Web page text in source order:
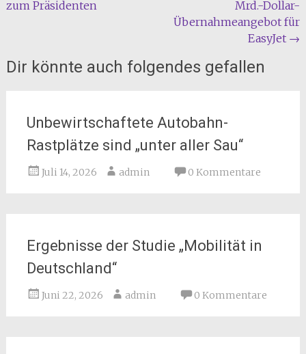
zum Präsidenten
Mrd.-Dollar-
Übernahmeangebot für
EasyJet →
Dir könnte auch folgendes gefallen
Unbewirtschaftete Autobahn-
Rastplätze sind „unter aller Sau“
Juli 14, 2026 admin 0 Kommentare
Ergebnisse der Studie „Mobilität in
Deutschland“
Juni 22, 2026 admin 0 Kommentare